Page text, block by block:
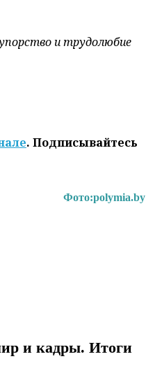
и трудолюбие
. Подписывайтесь
Фото:polymia.by
и кадры. Итоги